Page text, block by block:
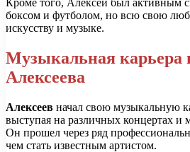
боксом и футболом, но всю свою
искусству и музыке.
Музыкальная карьера
Алексеева
Алексеев начал свою музыкальную
выступая на различных концертах и
Он прошел через ряд
чем стать известным артистом.